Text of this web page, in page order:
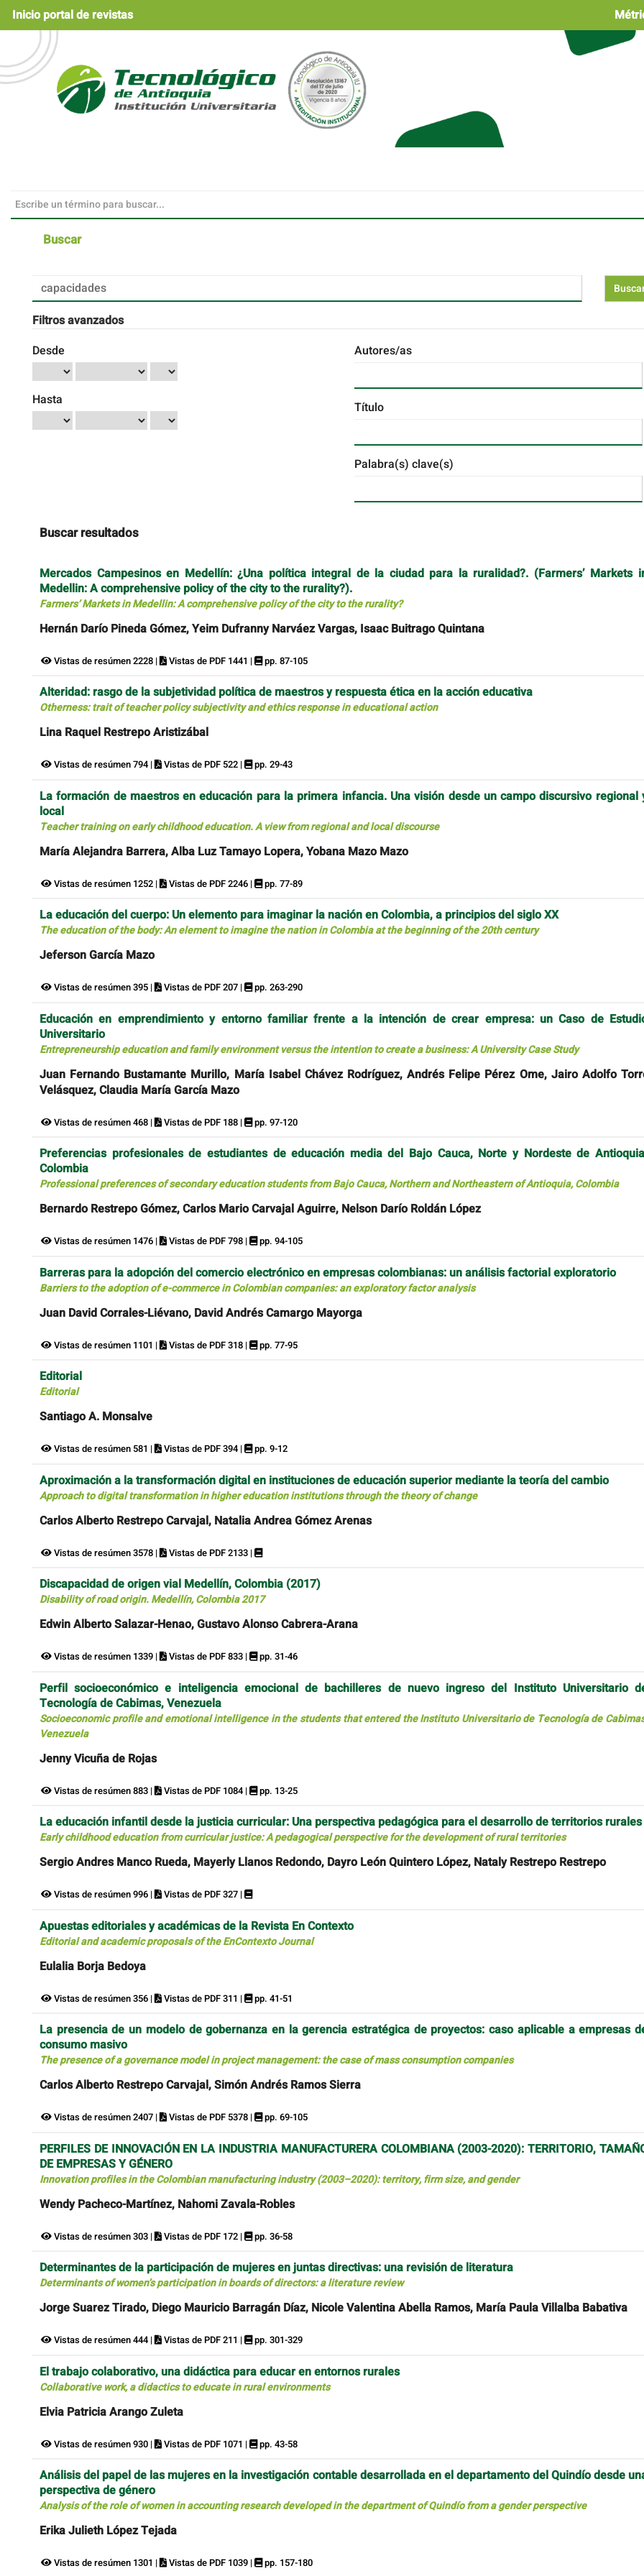
Navegación
principal
Contenido
principal
Barra
lateral
Inicio portal de revistas
Buscar
Buscar
artículos
por
Filtros avanzados
Desde
Hasta
Autores/as
Título
Palabra(s) clave(s)
Buscar resultados
Mercados Campesinos en Medellín: ¿Una política integral de la ciudad para la ruralidad?. (Farmers’ Markets
Medellin: A comprehensive policy of the city to the rurality?).
Farmers’ Markets in Medellin: A comprehensive policy of the city to the rurality?
Hernán Darío Pineda Gómez, Yeim Dufranny Narváez Vargas, Isaac Buitrago Quintana
Vistas de resúmen 2228 | Vistas de PDF 1441 | pp. 87-105
Alteridad: rasgo de la subjetividad política de maestros y respuesta ética en la acción educativa
Otherness: trait of teacher policy subjectivity and ethics response in educational action
Lina Raquel Restrepo Aristizábal
Vistas de resúmen 794 | Vistas de PDF 522 | pp. 29-43
La formación de maestros en educación para la primera infancia. Una visión desde un campo discursivo regional
local
Teacher training on early childhood education. A view from regional and local discourse
María Alejandra Barrera, Alba Luz Tamayo Lopera, Yobana Mazo Mazo
Vistas de resúmen 1252 | Vistas de PDF 2246 | pp. 77-89
La educación del cuerpo: Un elemento para imaginar la nación en Colombia, a principios del siglo XX
The education of the body: An element to imagine the nation in Colombia at the beginning of the 20th century
Jeferson García Mazo
Vistas de resúmen 395 | Vistas de PDF 207 | pp. 263-290
Educación en emprendimiento y entorno familiar frente a la intención de crear empresa: un Caso de
Universitario
Entrepreneurship education and family environment versus the intention to create a business: A University Case Study
Juan Fernando Bustamante Murillo, María Isabel Chávez Rodríguez, Andrés Felipe Pérez Ome, Jairo Adolfo
Velásquez, Claudia María García Mazo
Vistas de resúmen 468 | Vistas de PDF 188 | pp. 97-120
Preferencias profesionales de estudiantes de educación media del Bajo Cauca, Norte y Nordeste de
Colombia
Professional preferences of secondary education students from Bajo Cauca, Northern and Northeastern of Antioquia, Colombia
Bernardo Restrepo Gómez, Carlos Mario Carvajal Aguirre, Nelson Darío Roldán López
Vistas de resúmen 1476 | Vistas de PDF 798 | pp. 94-105
Barreras para la adopción del comercio electrónico en empresas colombianas: un análisis factorial exploratorio
Barriers to the adoption of e-commerce in Colombian companies: an exploratory factor analysis
Juan David Corrales-Liévano, David Andrés Camargo Mayorga
Vistas de resúmen 1101 | Vistas de PDF 318 | pp. 77-95
Editorial
Editorial
Santiago A. Monsalve
Vistas de resúmen 581 | Vistas de PDF 394 | pp. 9-12
Aproximación a la transformación digital en instituciones de educación superior mediante la teoría del cambio
Approach to digital transformation in higher education institutions through the theory of change
Carlos Alberto Restrepo Carvajal, Natalia Andrea Gómez Arenas
Vistas de resúmen 3578 | Vistas de PDF 2133 |
Discapacidad de origen vial Medellín, Colombia (2017)
Disability of road origin. Medellín, Colombia 2017
Edwin Alberto Salazar-Henao, Gustavo Alonso Cabrera-Arana
Vistas de resúmen 1339 | Vistas de PDF 833 | pp. 31-46
Perfil socioeconómico e inteligencia emocional de bachilleres de nuevo ingreso del Instituto Universitario
Tecnología de Cabimas, Venezuela
Socioeconomic profile and emotional intelligence in the students that entered the Instituto Universitario de Tecnología de
Venezuela
Jenny Vicuña de Rojas
Vistas de resúmen 883 | Vistas de PDF 1084 | pp. 13-25
La educación infantil desde la justicia curricular: Una perspectiva pedagógica para el desarrollo de territorios rurales
Early childhood education from curricular justice: A pedagogical perspective for the development of rural territories
Sergio Andres Manco Rueda, Mayerly Llanos Redondo, Dayro León Quintero López, Nataly Restrepo Restrepo
Vistas de resúmen 996 | Vistas de PDF 327 |
Apuestas editoriales y académicas de la Revista En Contexto
Editorial and academic proposals of the EnContexto Journal
Eulalia Borja Bedoya
Vistas de resúmen 356 | Vistas de PDF 311 | pp. 41-51
La presencia de un modelo de gobernanza en la gerencia estratégica de proyectos: caso aplicable a empresas
consumo masivo
The presence of a governance model in project management: the case of mass consumption companies
Carlos Alberto Restrepo Carvajal, Simón Andrés Ramos Sierra
Vistas de resúmen 2407 | Vistas de PDF 5378 | pp. 69-105
PERFILES DE INNOVACIÓN EN LA INDUSTRIA MANUFACTURERA COLOMBIANA (2003-2020): TERRITORIO,
DE EMPRESAS Y GÉNERO
Innovation profiles in the Colombian manufacturing industry (2003–2020): territory, firm size, and gender
Wendy Pacheco-Martínez, Nahomi Zavala-Robles
Vistas de resúmen 303 | Vistas de PDF 172 | pp. 36-58
Determinantes de la participación de mujeres en juntas directivas: una revisión de literatura
Determinants of women’s participation in boards of directors: a literature review
Jorge Suarez Tirado, Diego Mauricio Barragán Díaz, Nicole Valentina Abella Ramos, María Paula Villalba Babativa
Vistas de resúmen 444 | Vistas de PDF 211 | pp. 301-329
El trabajo colaborativo, una didáctica para educar en entornos rurales
Collaborative work, a didactics to educate in rural environments
Elvia Patricia Arango Zuleta
Vistas de resúmen 930 | Vistas de PDF 1071 | pp. 43-58
Análisis del papel de las mujeres en la investigación contable desarrollada en el departamento del Quindío desde
perspectiva de género
Analysis of the role of women in accounting research developed in the department of Quindío from a gender perspective
Erika Julieth López Tejada
Vistas de resúmen 1301 | Vistas de PDF 1039 | pp. 157-180